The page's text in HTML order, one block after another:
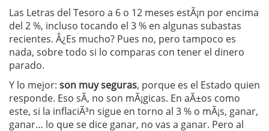
Las Letras del Tesoro a 6 o 12 meses estÃ¡n por encima
del 2 %, incluso tocando el 3 % en algunas subastas
recientes. Â¿Es mucho? Pues no, pero tampoco es
nada, sobre todo si lo comparas con tener el dinero
parado.
Y lo mejor: son muy seguras, porque es el Estado quien
responde. Eso sÃ­, no son mÃ¡gicas. En aÃ±os como
este, si la inflaciÃ³n sigue en torno al 3 % o mÃ¡s, ganar,
ganar… lo que se dice ganar, no vas a ganar. Pero al